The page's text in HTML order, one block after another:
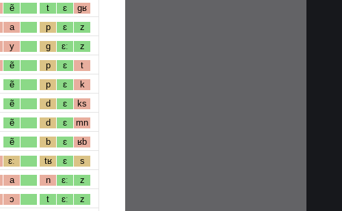
ẽ t ɛ gʁ
a p ɛ z
y g ɛː z
ẽ p ɛ t
ẽ p ɛ k
ẽ d ɛ ks
ẽ d ɛ mn
ẽ b ɛ ʁb
ɛː tʁ ɛ s
a n ɛː z
ɔ t ɛː z